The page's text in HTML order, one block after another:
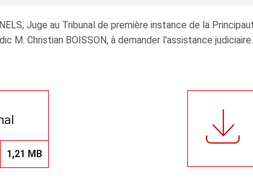
Juge au Tribunal de première instance de la
M. Christian BOISSON, à demander l'assistance judiciaire.
1,21 MB